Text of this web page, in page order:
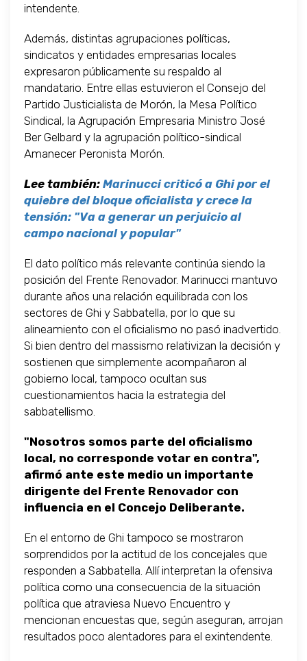
intendente.
Además, distintas agrupaciones políticas,
sindicatos y entidades empresarias locales
expresaron públicamente su respaldo al
mandatario. Entre ellas estuvieron el Consejo del
Partido Justicialista de Morón, la Mesa Político
Sindical, la Agrupación Empresaria Ministro José
Ber Gelbard y la agrupación político-sindical
Amanecer Peronista Morón.
Lee también: Marinucci criticó a Ghi por el
quiebre del bloque oficialista y crece la
tensión: "Va a generar un perjuicio al
campo nacional y popular"
El dato político más relevante continúa siendo la
posición del Frente Renovador. Marinucci mantuvo
durante años una relación equilibrada con los
sectores de Ghi y Sabbatella, por lo que su
alineamiento con el oficialismo no pasó inadvertido.
Si bien dentro del massismo relativizan la decisión y
sostienen que simplemente acompañaron al
gobierno local, tampoco ocultan sus
cuestionamientos hacia la estrategia del
sabbatellismo.
"Nosotros somos parte del oficialismo
local, no corresponde votar en contra",
afirmó ante este medio un importante
dirigente del Frente Renovador con
influencia en el Concejo Deliberante.
En el entorno de Ghi tampoco se mostraron
sorprendidos por la actitud de los concejales que
responden a Sabbatella. Allí interpretan la ofensiva
política como una consecuencia de la situación
política que atraviesa Nuevo Encuentro y
mencionan encuestas que, según aseguran, arrojan
resultados poco alentadores para el exintendente.